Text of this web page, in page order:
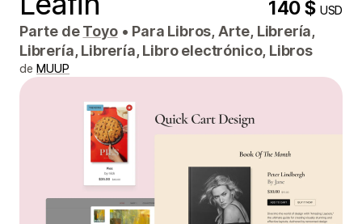
140 $USD
Parte deToyo • Para Libros, Arte, Librería,
Librería, Librería, Libro electrónico, Libros
de MUUP